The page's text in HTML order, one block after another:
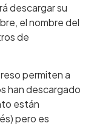
descargar su
el nombre del
de
permiten a
han descargado
están
pero es